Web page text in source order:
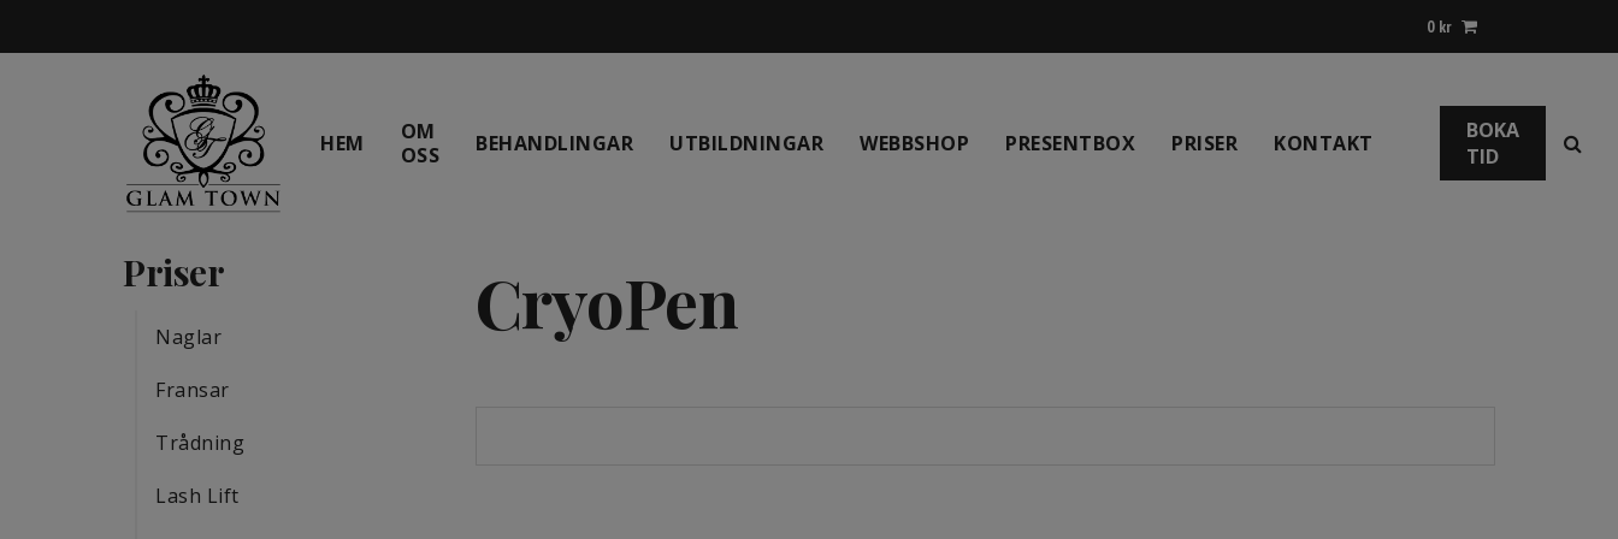
0 kr
HEM
OM
OSS
BEHANDLINGAR UTBILDNINGAR WEBBSHOP PRESENTBOX PRISER KONTAKT
BOKA
TID
Priser
Naglar
Fransar
Trådning
Lash Lift
CryoPen